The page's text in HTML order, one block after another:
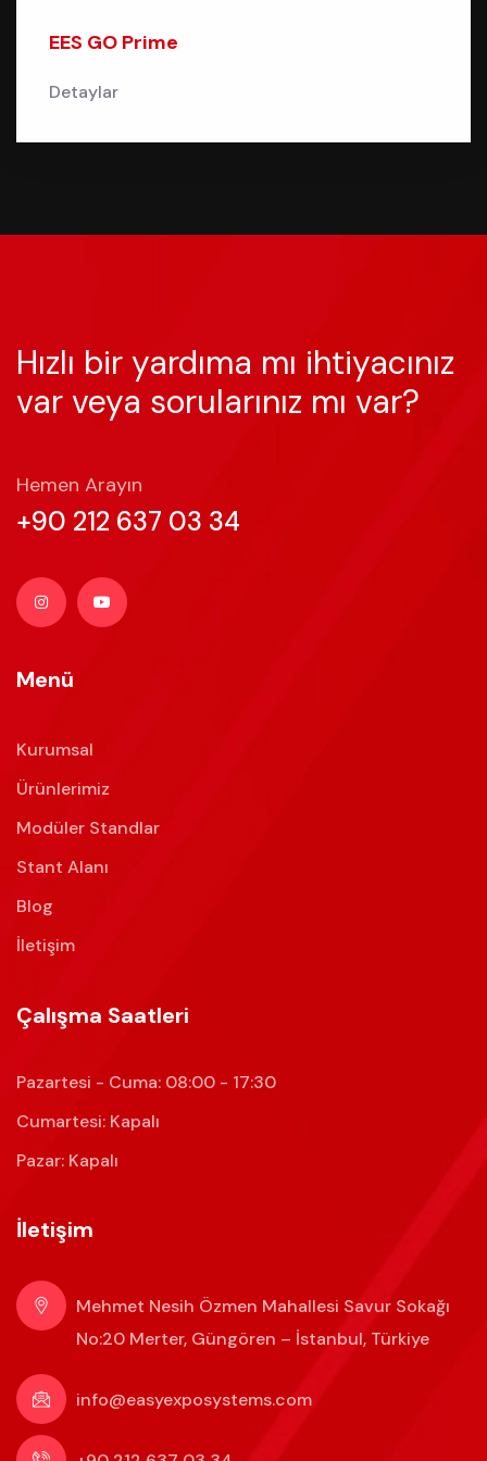
EES GO Prime
Detaylar
Hızlı bir yardıma mı ihtiyacınız
var veya sorularınız mı var?
Hemen Arayın
+90 212 637 03 34
Menü
Kurumsal
Ürünlerimiz
Modüler Standlar
Stant Alanı
Blog
İletişim
Çalışma Saatleri
Pazartesi - Cuma: 08:00 - 17:30
Cumartesi: Kapalı
Pazar: Kapalı
İletişim
Mehmet Nesih Özmen Mahallesi Savur Sokağı
No:20 Merter, Güngören – İstanbul, Türkiye
info@easyexposystems.com